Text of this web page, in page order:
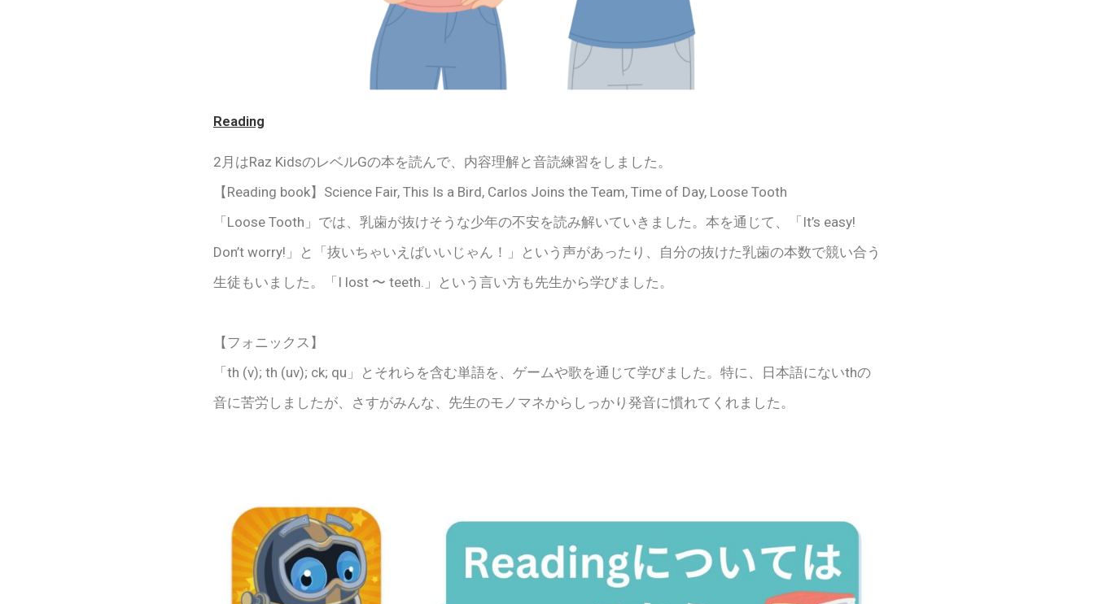
Reading
2月はRaz KidsのレベルGの本を読んで、内容理解と音読練習をしました。
【Reading book】Science Fair, This Is a Bird, Carlos Joins the Team, Time of Day, Loose Tooth
「Loose Tooth」では、乳歯が抜けそうな少年の不安を読み解いていきました。本を通じて、「It’s easy!
Don’t worry!」と「抜いちゃいえばいいじゃん！」という声があったり、自分の抜けた乳歯の本数で競い合う
生徒もいました。「I lost 〜 teeth.」という言い方も先生から学びました。
【フォニックス】
「th (v); th (uv); ck; qu」とそれらを含む単語を、ゲームや歌を通じて学びました。特に、日本語にないthの
音に苦労しましたが、さすがみんな、先生のモノマネからしっかり発音に慣れてくれました。